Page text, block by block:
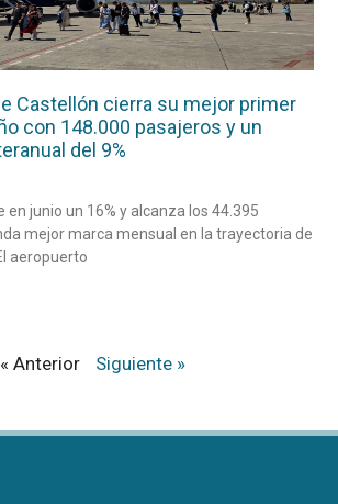
Castellón cierra su mejor primer
con 148.000 pasajeros y un
del 9%
en junio un 16% y alcanza los 44.395
mejor marca mensual en la trayectoria de
aeropuerto
« Anterior Siguiente »